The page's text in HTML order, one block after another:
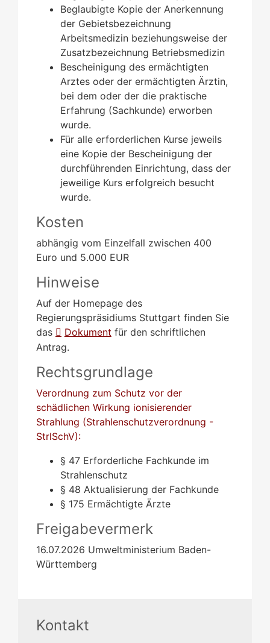
Beglaubigte Kopie der Anerkennung
der Gebietsbezeichnung
Arbeitsmedizin beziehungsweise der
Zusatzbezeichnung Betriebsmedizin
Bescheinigung des ermächtigten
Arztes oder der ermächtigten Ärztin,
bei dem oder der die praktische
Erfahrung (Sachkunde) erworben
wurde.
Für alle erforderlichen Kurse jeweils
eine Kopie der Bescheinigung der
durchführenden Einrichtung, dass der
jeweilige Kurs erfolgreich besucht
wurde.
Kosten
abhängig vom Einzelfall zwischen 400
Euro und 5.000 EUR
Hinweise
Auf der Homepage des
Regierungspräsidiums Stuttgart finden Sie
das
Dokument für den schriftlichen
Antrag.
Rechtsgrundlage
Verordnung zum Schutz vor der
schädlichen Wirkung ionisierender
Strahlung (Strahlenschutzverordnung -
StrlSchV):
§ 47 Erforderliche Fachkunde im
Strahlenschutz
§ 48 Aktualisierung der Fachkunde
§ 175 Ermächtigte Ärzte
Freigabevermerk
16.07.2026 Umweltministerium Baden-
Württemberg
Kontakt